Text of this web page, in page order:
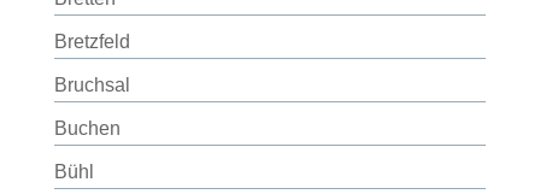
Bretzfeld
Bruchsal
Buchen
Bühl